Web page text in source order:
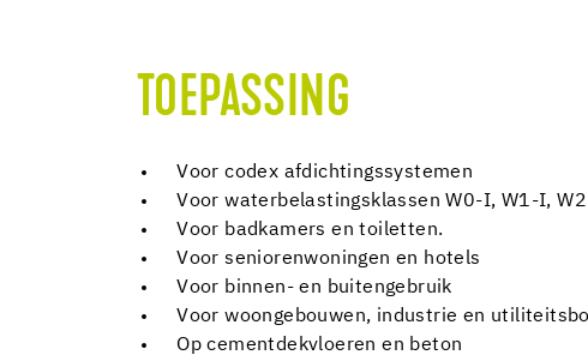
TOEPASSING
Voor codex afdichtingssystemen
Voor waterbelastingsklassen W0-I, W1-I,
Voor badkamers en toiletten.
Voor seniorenwoningen en hotels
Voor binnen- en buitengebruik
Voor woongebouwen, industrie en
Op cementdekvloeren en beton